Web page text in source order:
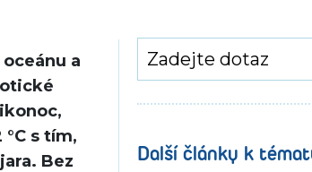
a
s tím,
Bez
Další články k